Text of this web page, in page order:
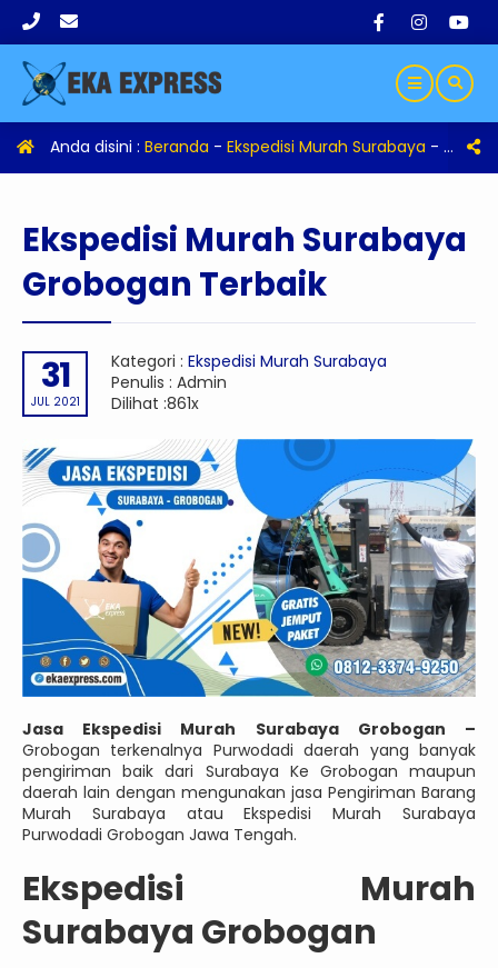
Anda disini : Beranda - Ekspedisi Murah Surabaya -
Ekspedisi Murah Surabaya
Grobogan Terbaik
31
JUL 2021
Kategori : Ekspedisi Murah Surabaya
Penulis : Admin
Dilihat :861x
Jasa Ekspedisi Murah Surabaya Grobogan –
Grobogan terkenalnya Purwodadi daerah yang banyak
pengiriman baik dari Surabaya Ke Grobogan maupun
daerah lain dengan mengunakan jasa Pengiriman Barang
Murah Surabaya atau Ekspedisi Murah Surabaya
Purwodadi Grobogan Jawa Tengah.
Ekspedisi Murah
Surabaya Grobogan